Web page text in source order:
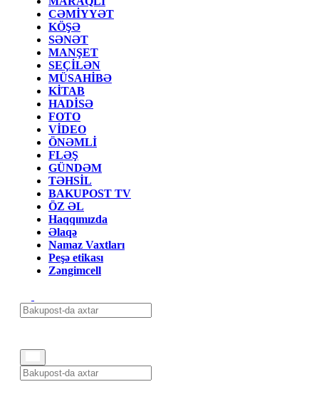
CƏMİYYƏT
KÖŞƏ
SƏNƏT
MANŞET
SEÇİLƏN
MÜSAHİBƏ
KİTAB
HADİSƏ
FOTO
VİDEO
ÖNƏMLİ
FLƏŞ
GÜNDƏM
TƏHSİL
BAKUPOST TV
ÖZ ƏL
Haqqımızda
Əlaqə
Namaz Vaxtları
Peşə etikası
Zəngimcell